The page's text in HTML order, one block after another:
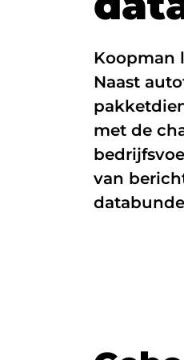
Koopman
Naast
met de
van